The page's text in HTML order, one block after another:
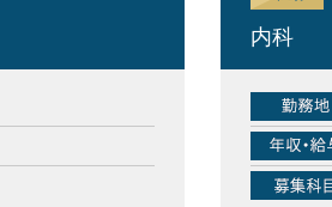
内科